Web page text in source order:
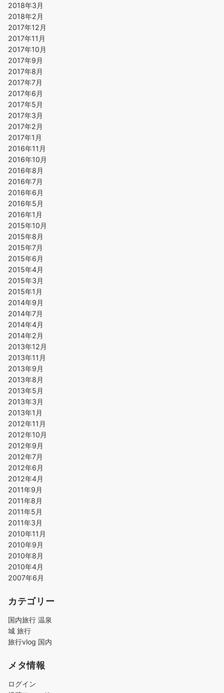
2018年3月
2018年2月
2017年12月
2017年11月
2017年10月
2017年9月
2017年8月
2017年7月
2017年6月
2017年5月
2017年3月
2017年2月
2017年1月
2016年11月
2016年10月
2016年8月
2016年7月
2016年6月
2016年5月
2016年1月
2015年10月
2015年8月
2015年7月
2015年6月
2015年4月
2015年3月
2015年1月
2014年9月
2014年7月
2014年4月
2014年2月
2013年12月
2013年11月
2013年9月
2013年8月
2013年5月
2013年3月
2013年1月
2012年11月
2012年10月
2012年9月
2012年7月
2012年6月
2012年4月
2011年9月
2011年8月
2011年5月
2011年3月
2010年11月
2010年9月
2010年8月
2010年4月
2007年6月
カテゴリー
国内旅行 温泉
城 旅行
旅行vlog 国内
メタ情報
ログイン